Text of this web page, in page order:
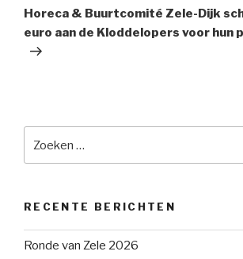
bericht
Horeca & Buurtcomité Zele-Dijk
euro aan de Kloddelopers voor hun
naar:
RECENTE BERICHTEN
Ronde van Zele 2026